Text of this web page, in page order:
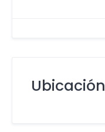
Ubicación